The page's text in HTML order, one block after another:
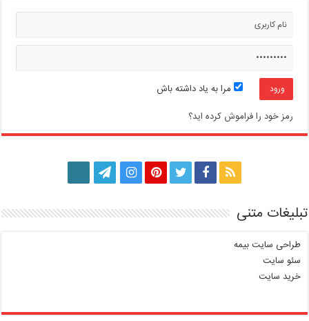
مرا به یاد داشته باش
رمز خود را فراموش کرده اید؟
تبلیغات متنی
طراحی سایت بیمه
سئو سایت
خرید سایت